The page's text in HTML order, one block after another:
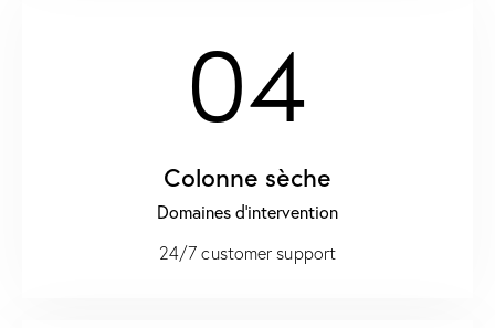
04
Colonne sèche
Domaines d'intervention
24/7 customer support